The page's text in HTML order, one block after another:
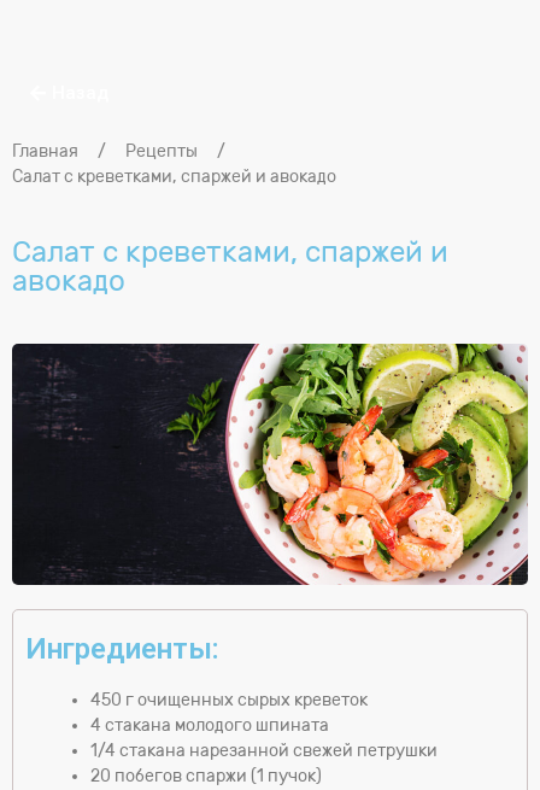
Главная / Рецепты
/
Салат с креветками, спаржей и авокадо
Салат с креветками, спаржей и
авокадо
Ингредиенты:
450 г очищенных сырых креветок
4 стакана молодого шпината
1/4 стакана нарезанной свежей петрушки
20 побегов спаржи (1 пучок)